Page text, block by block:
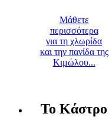
Μάθετε
περισσότερα
για τη χλωρίδα
και την πανίδα της
Κιμώλου...
Το Κάστρο